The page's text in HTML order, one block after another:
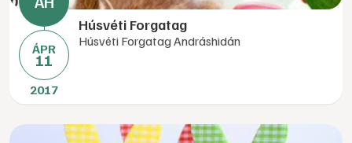
ÁPR
11
2017
Húsvéti Forgatag
Húsvéti Forgatag Andráshidán